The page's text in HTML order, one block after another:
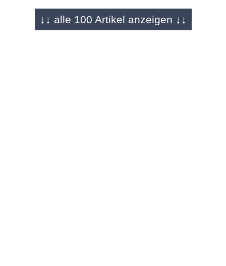
FULDA - 28.06.2026
↓↓ alle 100 Artikel anzeigen ↓↓